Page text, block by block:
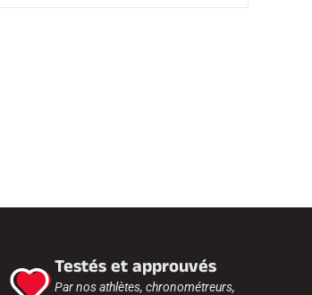
Testés et approuvés
Par nos athlètes, chronométreurs,